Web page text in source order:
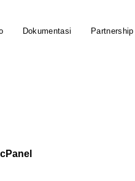
Dokumentasi Partnership